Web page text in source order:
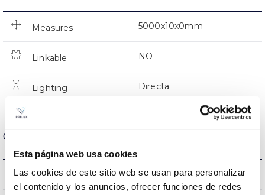
Esta página web usa cookies
Las cookies de este sitio web se usan para personalizar
el contenido y los anuncios, ofrecer funciones de redes
Measures 5000x10x0mm
Linkable NO
Lighting Directa
Optical data
Colour temperature RGB